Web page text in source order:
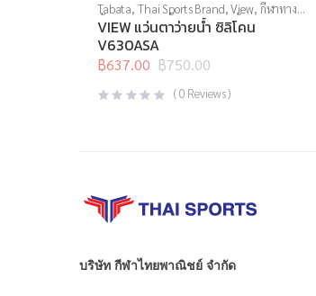
Tabata, Thai Sports Brand,View, กีฬาทาง
น้ำ,แว่นตาว่ายน้ำ,แว่นตาว่ายน้ำทั่วไป
VIEW แว่นตาว่ายน้ำ ซิลิโคน
V630ASA
฿750.00
Original
price
was:
฿637.00
Current
price
is:
(0 Reviews )
บริษัท กีฬาไทยพาณิชย์ จำกัด